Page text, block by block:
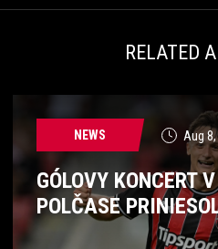
RELATED
NEWS Aug
GÓLOVY KONCERT
POLČASE